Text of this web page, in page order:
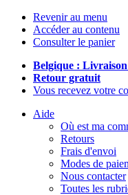
Revenir au menu
Accéder au contenu
Consulter le panier
Belgique :
Retour gratuit
Vous recevez votre
Aide
Où est ma
Retours
Frais d'envoi
Modes de
Nous contacter
Toutes les